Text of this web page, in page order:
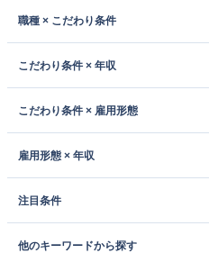
職種 × こだわり条件
こだわり条件 × 年収
こだわり条件 × 雇用形態
雇用形態 × 年収
注目条件
他のキーワードから探す